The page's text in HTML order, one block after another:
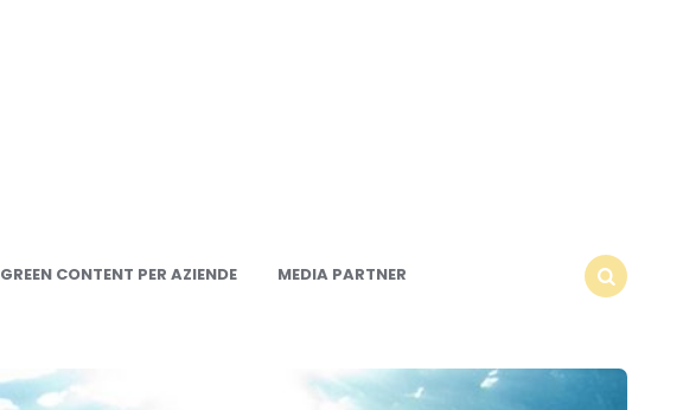
GREEN CONTENT PER AZIENDE
MEDIA PARTNER